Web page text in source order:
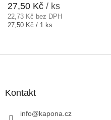
27,50 Kč / ks
22,73 Kč bez DPH
Měrná
27,50 Kč / 1 ks
Kontakt
info@kapona.cz